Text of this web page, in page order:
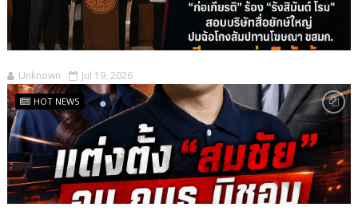
Unknown Jul 19, 2026
HOT NEWS